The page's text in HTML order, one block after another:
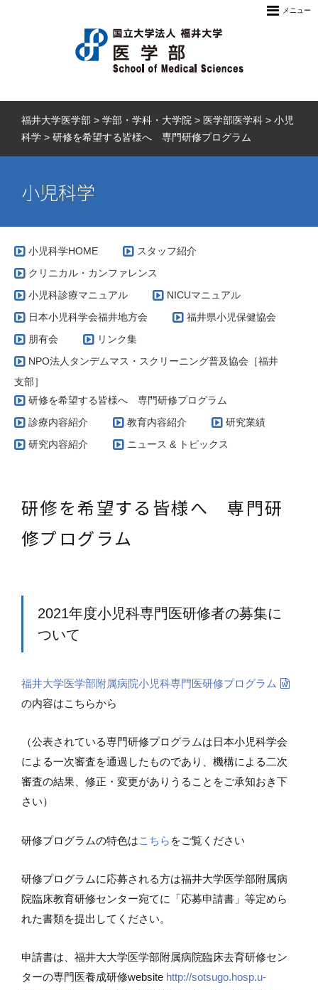
メニュー
福井大学医学部 > 学部・学科・大学院 > 医学部医学科 > 小児
科学 > 研修を希望する皆様へ 専門研修プログラム
小児科学
小児科学HOME
スタッフ紹介
クリニカル・カンファレンス
小児科診療マニュアル
NICUマニュアル
日本小児科学会福井地方会
福井県小児保健協会
朋有会
リンク集
NPO法人タンデムマス・スクリーニング普及協会［福井
支部］
研修を希望する皆様へ 専門研修プログラム
診療内容紹介
教育内容紹介
研究業績
研究内容紹介
ニュース & トピックス
研修を希望する皆様へ 専門研
修プログラム
2021年度小児科専門医研修者の募集に
ついて
福井大学医学部附属病院小児科専門医研修プログラム
の内容はこちらから
（公表されている専門研修プログラムは日本小児科学会
による一次審査を通過したものであり、機構による二次
審査の結果、修正・変更がありうることをご承知おき下
さい）
研修プログラムの特色はこちら をご覧ください
研修プログラムに応募される方は福井大学医学部附属病
院臨床教育研修センター宛てに「応募申請書」等定めら
れた書類を提出してください。
申請書は、福井大大学医学部附属病院臨床去育研修セン
ターの専門医養成研修website http://sotsugo.hosp.u-